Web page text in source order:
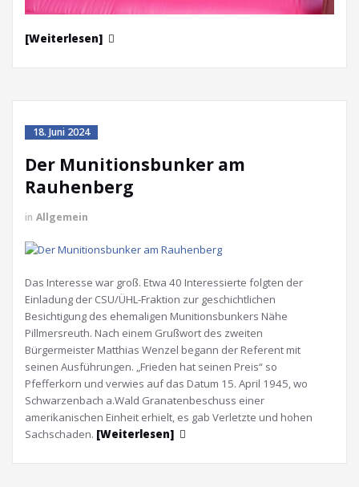
[Weiterlesen]
18. Juni 2024
Der Munitionsbunker am
Rauhenberg
in Allgemein
Das Interesse war groß. Etwa 40 Interessierte folgten der
Einladung der CSU/ÜHL-Fraktion zur geschichtlichen
Besichtigung des ehemaligen Munitionsbunkers Nähe
Pillmersreuth. Nach einem Grußwort des zweiten
Bürgermeister Matthias Wenzel begann der Referent mit
seinen Ausführungen. „Frieden hat seinen Preis“ so
Pfefferkorn und verwies auf das Datum 15. April 1945, wo
Schwarzenbach a.Wald Granatenbeschuss einer
amerikanischen Einheit erhielt, es gab Verletzte und hohen
Sachschaden. [Weiterlesen]